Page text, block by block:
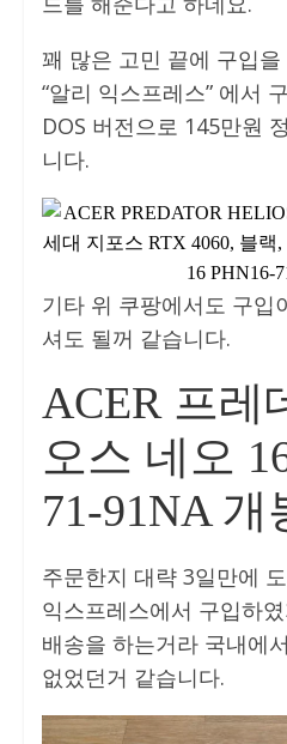
꽤 많은 고민 끝에 구입
“알리 익스프레스” 에서
DOS 버전으로 145만원
니다.
기타 위 쿠팡에서도 구입
셔도 될꺼 같습니다.
ACER 프레
오스 네오
71-91NA 개
주문한지 대략 3일만에
익스프레스에서 구입하
배송을 하는거라 국내에
없었던거 같습니다.